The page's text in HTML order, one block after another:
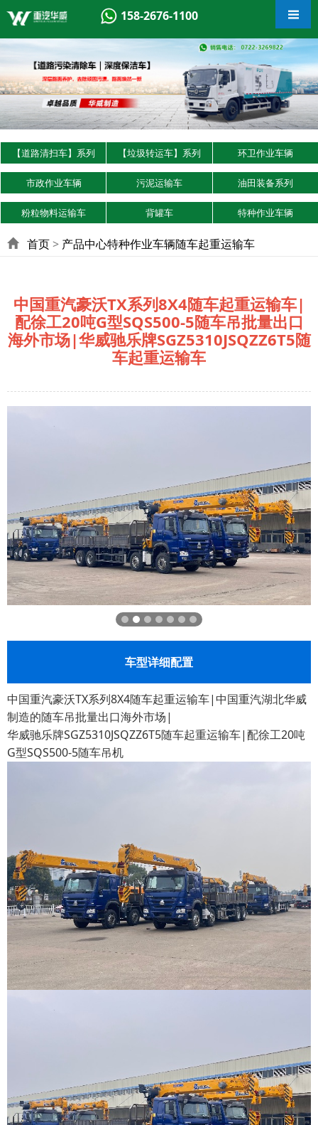
158-2676-1100
【道路清扫车】系列 【垃圾转运车】系列 环卫作业车辆
市政作业车辆 污泥运输车 油田装备系列
粉粒物料运输车 背罐车 特种作业车辆
首页> 产品中心特种作业车辆随车起重运输车
中国重汽豪沃TX系列8X4随车起重运输车|
配徐工20吨G型SQS500-5随车吊批量出口
海外市场|华威驰乐牌SGZ5310JSQZZ6T5随
车起重运输车
车型详细配置
中国重汽豪沃TX系列8X4随车起重运输车|中国重汽湖北华威
制造的随车吊批量出口海外市场|
华威驰乐牌SGZ5310JSQZZ6T5随车起重运输车|配徐工20吨
G型SQS500-5随车吊机